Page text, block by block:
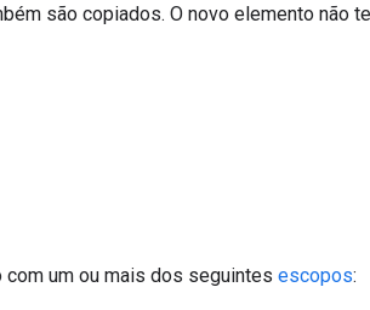
são copiados. O novo elemento não
um ou mais dos seguintes escopos: